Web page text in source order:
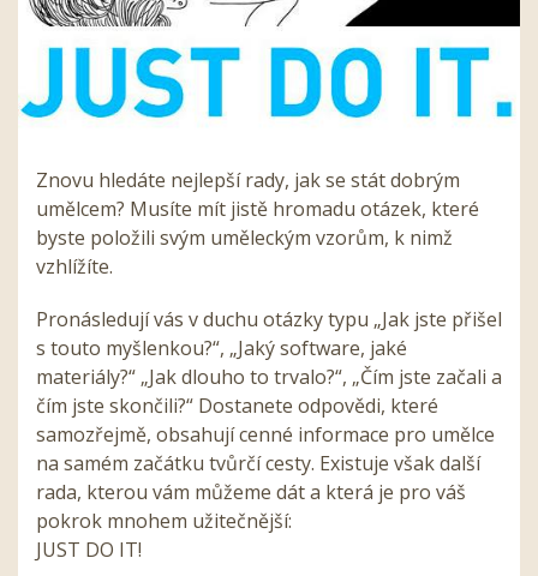
Znovu hledáte nejlepší rady, jak se stát dobrým
umělcem? Musíte mít jistě hromadu otázek, které
byste položili svým uměleckým vzorům, k nimž
vzhlížíte.
Pronásledují vás v duchu otázky typu „Jak jste přišel
s touto myšlenkou?“, „Jaký software, jaké
materiály?“ „Jak dlouho to trvalo?“, „Čím jste začali a
čím jste skončili?“ Dostanete odpovědi, které
samozřejmě, obsahují cenné informace pro umělce
na samém začátku tvůrčí cesty. Existuje však další
rada, kterou vám můžeme dát a která je pro váš
pokrok mnohem užitečnější:
JUST DO IT!